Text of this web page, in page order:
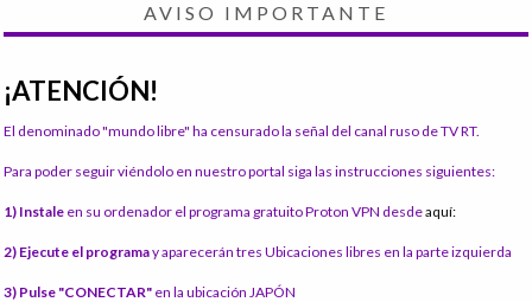
AVISO IMPORTANTE
¡ATENCIÓN!
El denominado "mundo libre" ha censurado la señal del canal ruso de TV RT.
Para poder seguir viéndolo en nuestro portal siga las instrucciones siguientes:
1) Instale en su ordenador el programa gratuito Proton VPN desdeaquí:
2) Ejecute el programay aparecerán tres Ubicaciones libres en la parte izquierda
3) Pulse "CONECTAR" en la ubicación JAPÓN